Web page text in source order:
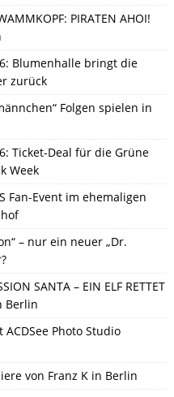
PIRATEN AHOI!
Blumenhalle bringt die
zurück
Folgen spielen in
Ticket-Deal für die Grüne
Week
Fan-Event im ehemaligen
– nur ein neuer „Dr.
SANTA – EIN ELF RETTET
Berlin
ACDSee Photo Studio
von Franz K in Berlin